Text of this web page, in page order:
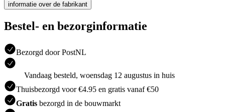
informatie over de fabrikant
Bestel- en bezorginformatie
Bezorgd door PostNL
Vandaag besteld, woensdag 12 augustus in huis
Thuisbezorgd voor €4.95 en gratis vanaf €50
Gratis bezorgd in de bouwmarkt